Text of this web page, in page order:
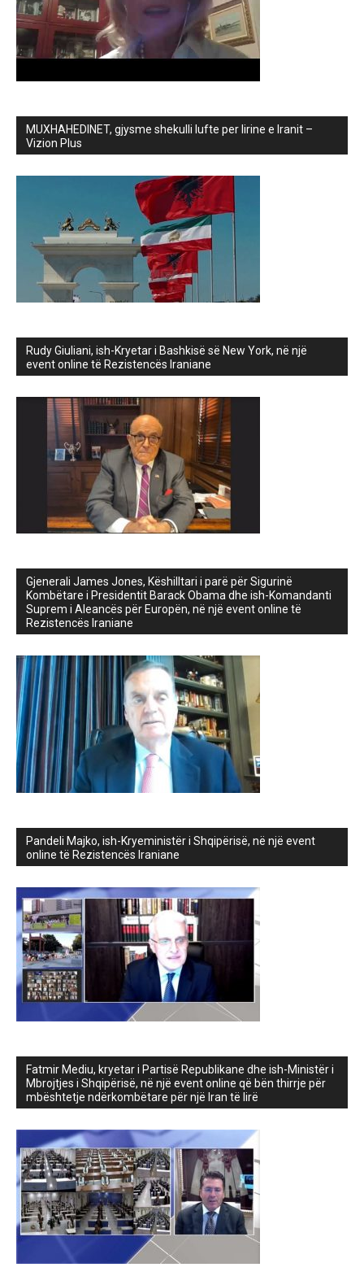
MUXHAHEDINET, gjysme shekulli lufte per lirine e Iranit –
Vizion Plus
Rudy Giuliani, ish-Kryetar i Bashkisë së New York, në një
event online të Rezistencës Iraniane
Gjenerali James Jones, Këshilltari i parë për Sigurinë
Kombëtare i Presidentit Barack Obama dhe ish-Komandanti
Suprem i Aleancës për Europën, në një event online të
Rezistencës Iraniane
Pandeli Majko, ish-Kryeministër i Shqipërisë, në një event
online të Rezistencës Iraniane
Fatmir Mediu, kryetar i Partisë Republikane dhe ish-Ministër i
Mbrojtjes i Shqipërisë, në një event online që bën thirrje për
mbështetje ndërkombëtare për një Iran të lirë